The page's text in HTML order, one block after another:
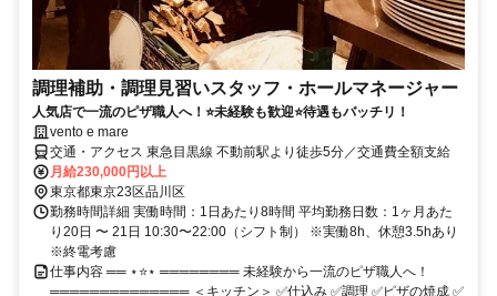
調理補助・調理見習いスタッフ・ホールマネージャー
人気店で一流のピザ職人へ！⭐未経験も歓迎⭐待遇もバッチリ！
vento e mare
交通・アクセス 東急目黒線 不動前駅より徒歩5分／交通費全額支給
月給230,000円以上
東京都東京23区品川区
勤務時間詳細 実働時間：1日あたり8時間 平均勤務日数：1ヶ月あた
り20日 〜 21日 10:30〜22:00（シフト制） ※実働8h、休憩3.5hあり
※終電考慮
仕事内容 ══ ⋆⭐⋆ ════════ 未経験から一流のピザ職人へ！
══════════════ ＜キッチン＞ ✅仕込み ✅調理 ✅ピザの焼成 ✅